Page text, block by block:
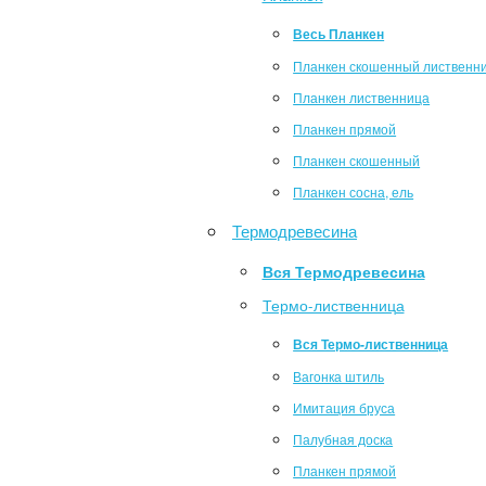
Весь Планкен
Планкен скошенный
Планкен лиственница
Планкен прямой
Планкен скошенный
Планкен сосна, ель
Термодревесина
Вся Термодревесина
Термо-лиственница
Вся Термо-лиственница
Вагонка штиль
Имитация бруса
Палубная доска
Планкен прямой